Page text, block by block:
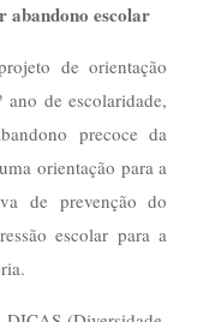
escolar
de orientação
de escolaridade,
precoce da
orientação para a
de prevenção do
escolar para a